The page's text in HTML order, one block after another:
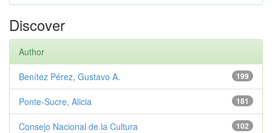
Discover
Author
199
Benítez Pérez, Gustavo A.
181
Ponte-Sucre, Alicia
102
Consejo Nacional de la Cultura